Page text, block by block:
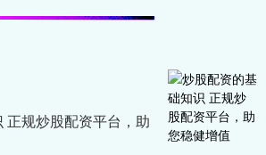
正规炒股配资平台，助